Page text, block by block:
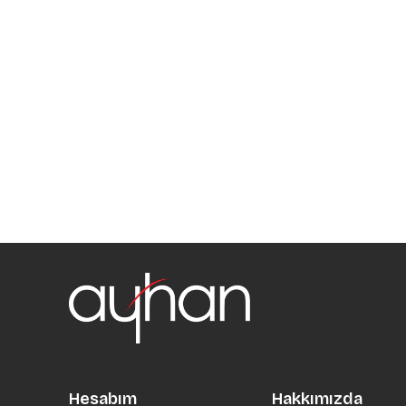
Hesabım Hakkımızda